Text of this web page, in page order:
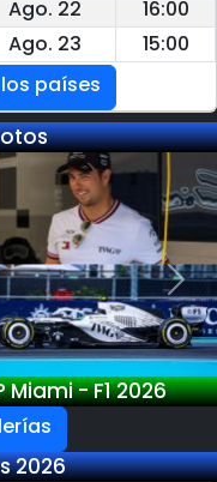
Ago. 22
16:00
Ago. 23
15:00
países
Miami - F1 2026
Next
2026